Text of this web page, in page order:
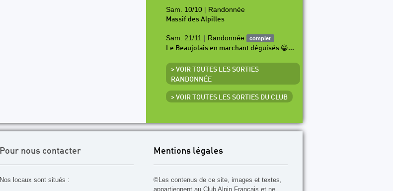
Sam. 10/10 | Randonnée
Massif des Alpilles
Sam. 21/11 | Randonnée complet
Le Beaujolais en marchant déguisés 😁...
> VOIR TOUTES LES SORTIES
RANDONNÉE
> VOIR TOUTES LES SORTIES DU CLUB
Pour nous contacter
Nos locaux sont situés :
Mentions légales
©Les contenus de ce site, images et textes,
appartiennent au Club Alpin Français et ne